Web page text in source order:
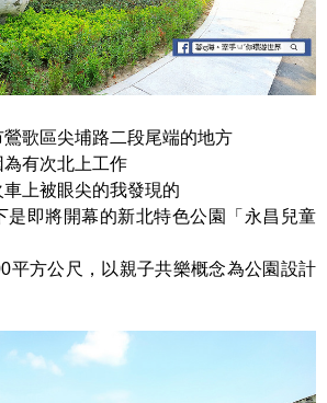
歌區尖埔路二段尾端的地方
有次北上工作
上被眼尖的我發現的
是即將開幕的新北特色公園「永昌兒童
平方公尺，以親子共樂概念為公園設計